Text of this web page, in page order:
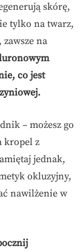
skórę,
tylko na twarz,
na
co jest
– możesz go
kropel z
jednak,
okluzyjny,
nawilżenie w